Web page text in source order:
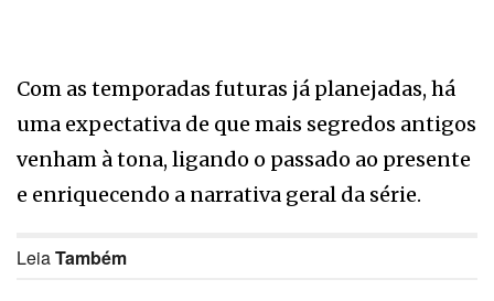
Com as temporadas futuras já planejadas, há
uma expectativa de que mais segredos antigos
venham à tona, ligando o passado ao presente
e enriquecendo a narrativa geral da série.
LeiaTambém